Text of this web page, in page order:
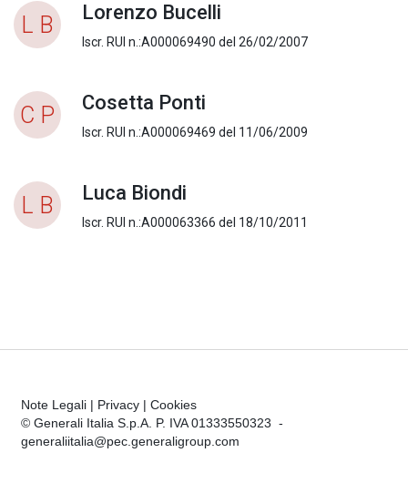
L B Lorenzo Bucelli
Iscr. RUI n.:A000069490 del 26/02/2007
C P Cosetta Ponti
Iscr. RUI n.:A000069469 del 11/06/2009
L B Luca Biondi
Iscr. RUI n.:A000063366 del 18/10/2011
Note Legali | Privacy | Cookies
© Generali Italia S.p.A. P. IVA 01333550323 -
generaliitalia@pec.generaligroup.com